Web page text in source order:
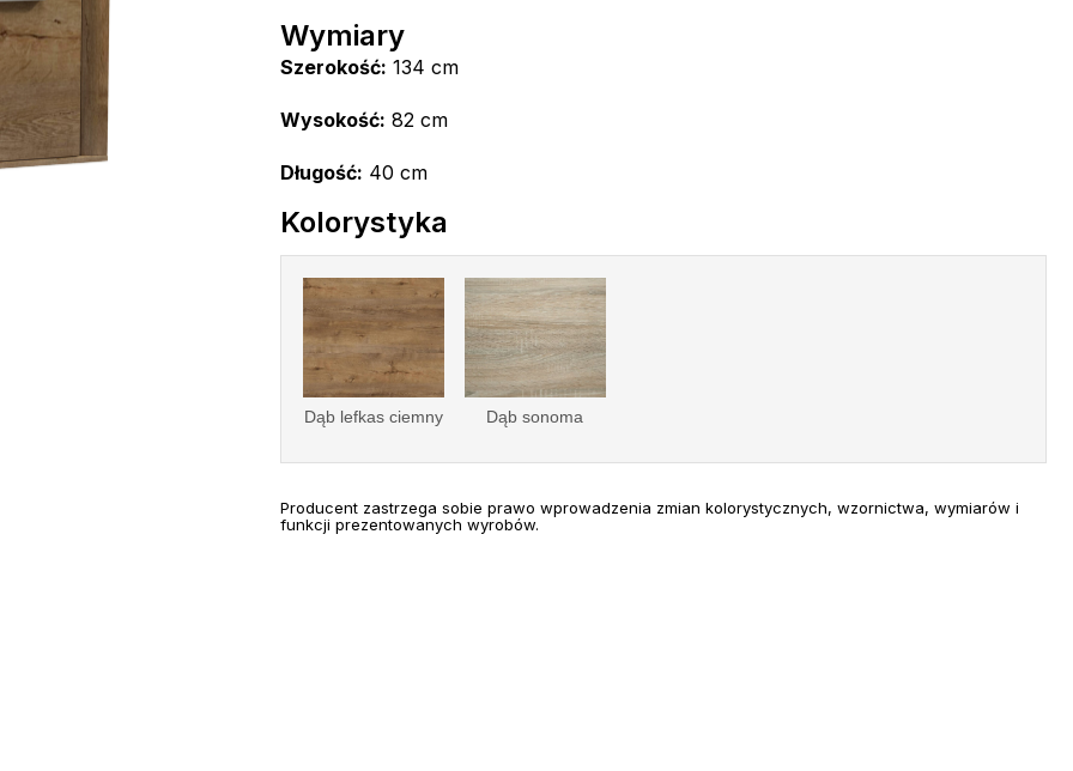
Wymiary
Szerokość: 134 cm
Wysokość: 82 cm
Długość: 40 cm
Kolorystyka
Dąb lefkas ciemny Dąb sonoma
Producent zastrzega sobie prawo wprowadzenia zmian kolorystycznych, wzornictwa, wymiarów i
funkcji prezentowanych wyrobów.